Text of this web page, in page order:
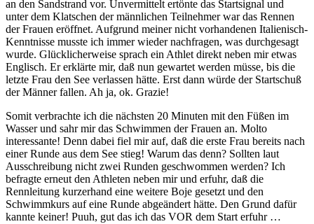
an den Sandstrand vor. Unvermittelt ertönte das Startsignal und
unter dem Klatschen der männlichen Teilnehmer war das Rennen
der Frauen eröffnet. Aufgrund meiner nicht vorhandenen Italienisch-
Kenntnisse musste ich immer wieder nachfragen, was durchgesagt
wurde. Glücklicherweise sprach ein Athlet direkt neben mir etwas
Englisch. Er erklärte mir, daß nun gewartet werden müsse, bis die
letzte Frau den See verlassen hätte. Erst dann würde der Startschuß
der Männer fallen. Ah ja, ok. Grazie!
Somit verbrachte ich die nächsten 20 Minuten mit den Füßen im
Wasser und sahr mir das Schwimmen der Frauen an. Molto
interessante! Denn dabei fiel mir auf, daß die erste Frau bereits nach
einer Runde aus dem See stieg! Warum das denn? Sollten laut
Ausschreibung nicht zwei Runden geschwommen werden? Ich
befragte erneut den Athleten neben mir und erfuhr, daß die
Rennleitung kurzerhand eine weitere Boje gesetzt und den
Schwimmkurs auf eine Runde abgeändert hätte. Den Grund dafür
kannte keiner! Puuh, gut das ich das VOR dem Start erfuhr …